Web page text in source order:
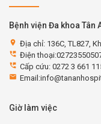
Bệnh viện Đa khoa Tân
location_on Địa chỉ: 136C, TL827,
perm_phone_msg Điện
perm_phone_msg Cấp cứu: 0272 3 661
email
Giờ làm việc